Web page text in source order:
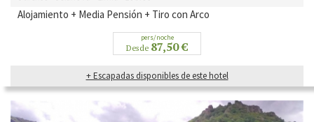
Alojamiento + Media Pensión + Tiro con Arco
pers/noche
Desde 87,50 €
+ Escapadas disponibles de este hotel